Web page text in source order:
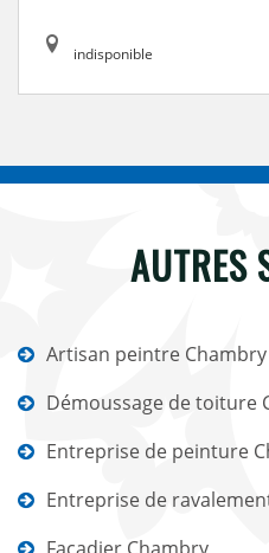
indisponible
AUTRES
Artisan peintre Chambry
Démoussage de toiture
Entreprise de peinture
Entreprise de